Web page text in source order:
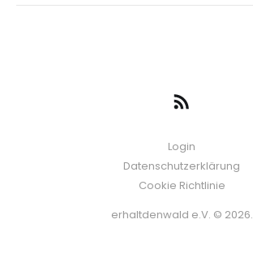
Login
Datenschutzerklärung
Cookie Richtlinie
erhaltdenwald e.V. © 2026.